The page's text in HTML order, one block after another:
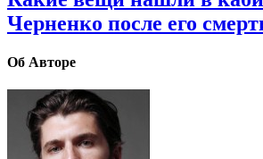
Черненко после его
Об Авторе